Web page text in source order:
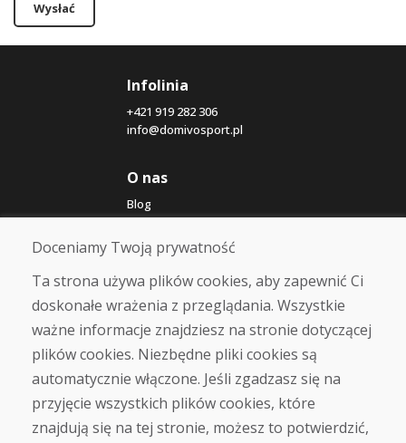
Wysłać
Infolinia
+421 919 282 306
info@domivosport.pl
O nas
Blog
O nas
Sklep
Kontakt
Zakup
Sklep internetowy
Warunki handlowe
Transport
Zapłata
Skarga
Zwrot i wymiana towaru
Doceniamy Twoją prywatność
Ta strona używa plików cookies, aby zapewnić Ci
doskonałe wrażenia z przeglądania. Wszystkie
ważne informacje znajdziesz na stronie dotyczącej
plików cookies. Niezbędne pliki cookies są
automatycznie włączone. Jeśli zgadzasz się na
przyjęcie wszystkich plików cookies, które
znajdują się na tej stronie, możesz to potwierdzić,